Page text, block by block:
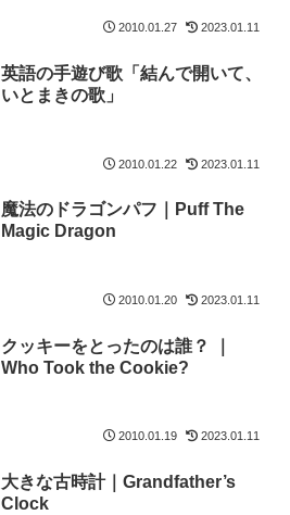
2010.01.27 2023.01.11
英語の手遊び歌「結んで開いて、
いとまきの歌」
2010.01.22 2023.01.11
魔法のドラゴンパフ｜Puff The
Magic Dragon
2010.01.20 2023.01.11
クッキーをとったのは誰？ ｜
Who Took the Cookie?
2010.01.19 2023.01.11
大きな古時計｜Grandfather’s
Clock